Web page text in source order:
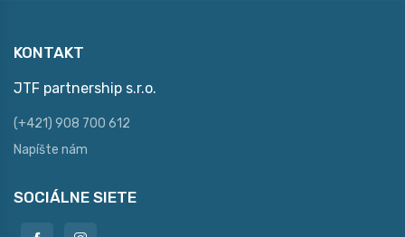
KONTAKT
JTF partnership s.r.o.
(+421) 908 700 612
Napíšte nám
SOCIÁLNE SIETE